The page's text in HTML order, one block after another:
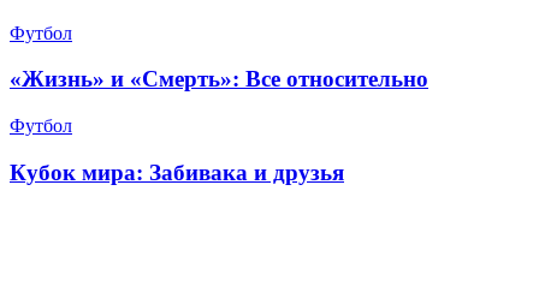
Футбол
«Жизнь» и «Смерть»: Все относительно
Футбол
Кубок мира: Забивака и друзья